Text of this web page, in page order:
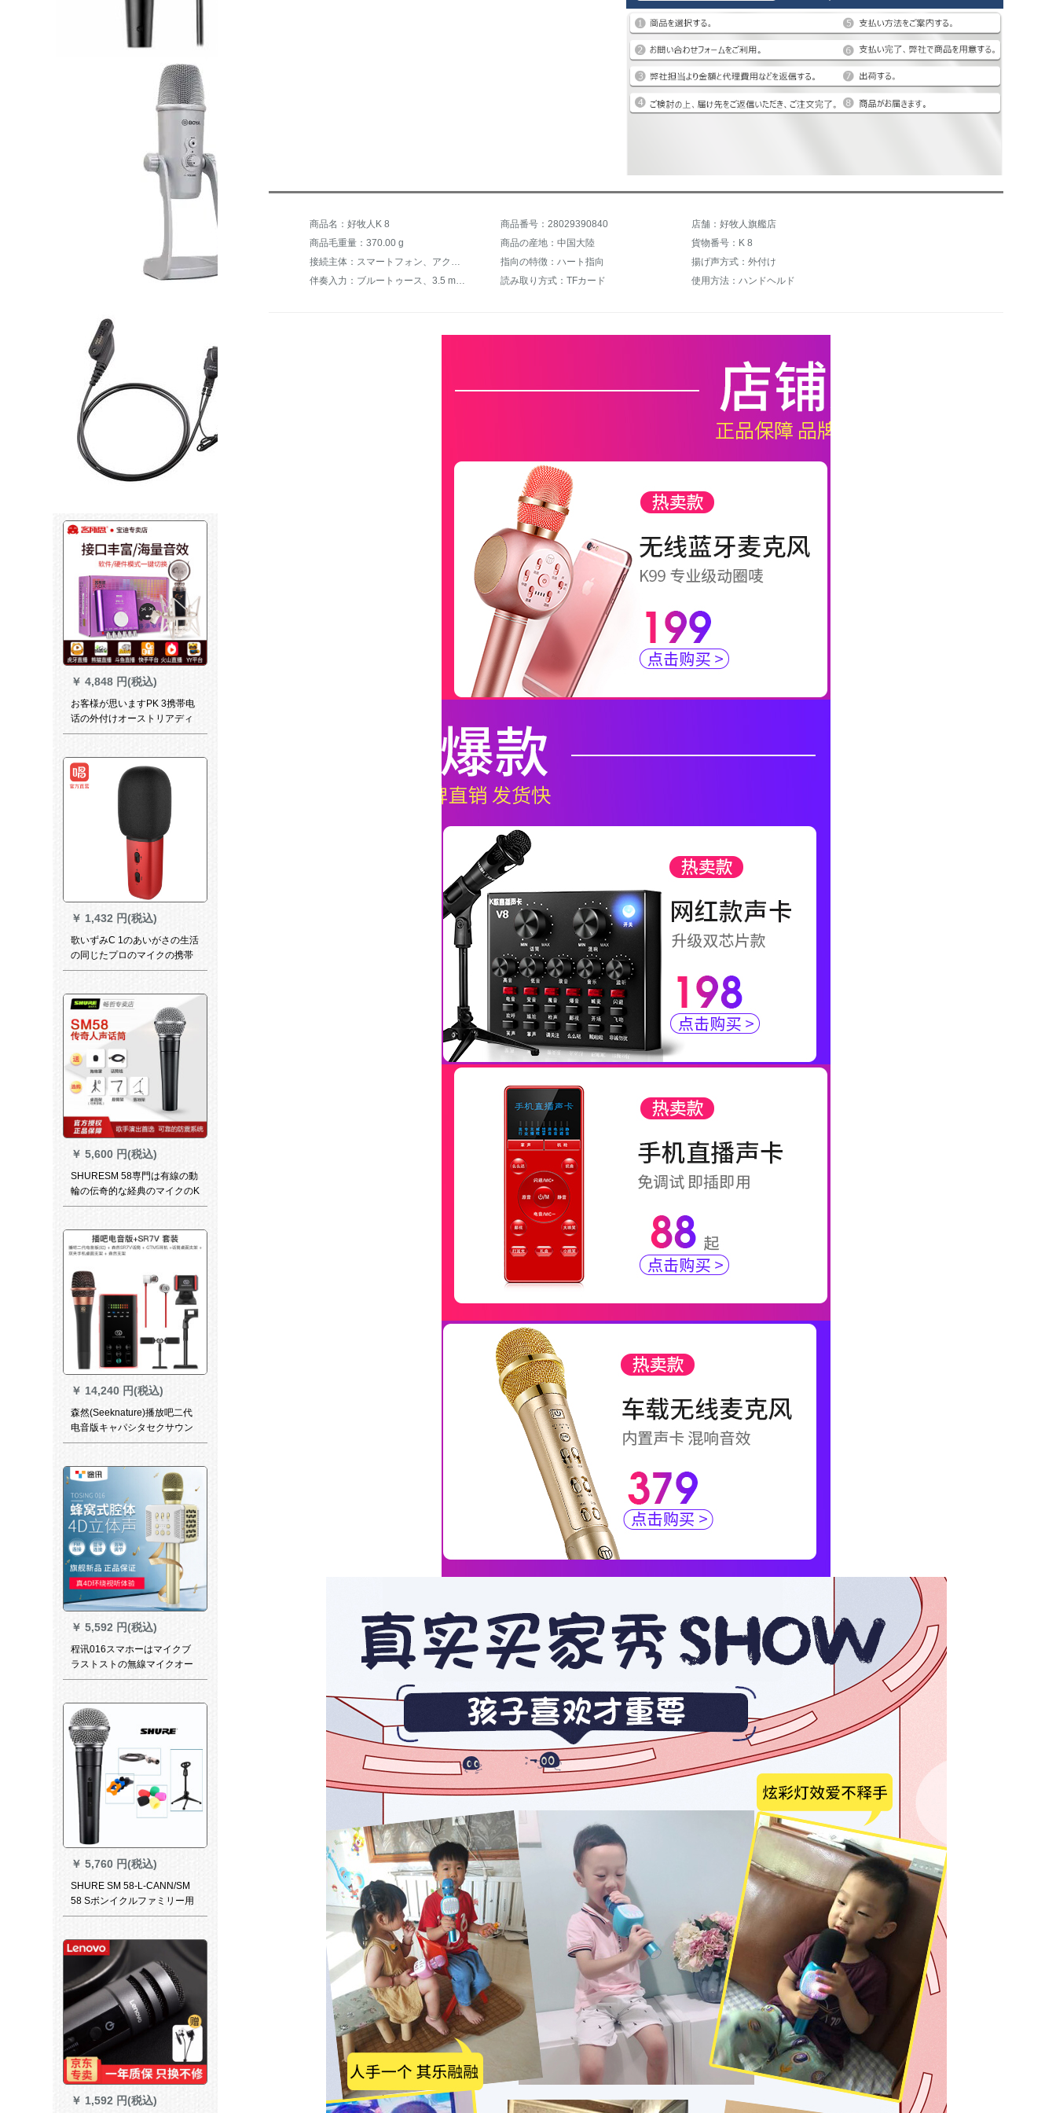
￥ 4,848 円(税込)
お客様が思いますPK 3携帯电
话の外付けオーストリアディ
ックのUSBサウンドトラック
Massキング录音です。泛用设
备キャスターのUSBサウンド
カードのドのフライトを生放
￥ 1,432 円(税込)
歌いずみC 1のあいがさの生活
の同じたプロのマイクの携帯
电话のパソコンは速の手で音
のマイクの赤を震动させま
￥ 5,600 円(税込)
SHURESM 58専門は有線の動
輪の伝奇的な経典のマイクのK
歌を出演して音声カードのマ
+5メートルのカノンの線を持
ちます
￥ 14,240 円(税込)
森然(Seeknature)播放吧二代
电音版キャパシタセクサウン
ドカード映写客快播呼麦录音K
7 Vサントラ版(赤)
￥ 5,592 円(税込)
程讯016スマホーはマイクブ
ラストストの無線マイクオー
でコーラス万能サウドドドの
れます。
￥ 5,760 円(税込)
SHURE SM 58-L-CANN/SM
58 Sボンイクルファミリー用
KTV SM 58 Sバーンスキー
￥ 1,592 円(税込)
商品名：好牧人K 8 商品番号：28029390840
店舗：好牧人旗艦店
商品毛重量：370.00 g
商品の産地：中国大陸
貨物番号：K 8
指向の特徴：ハート指向
揚げ声方式：外付け
読み取り方式：TFカード 使用方法：ハンドヘルド